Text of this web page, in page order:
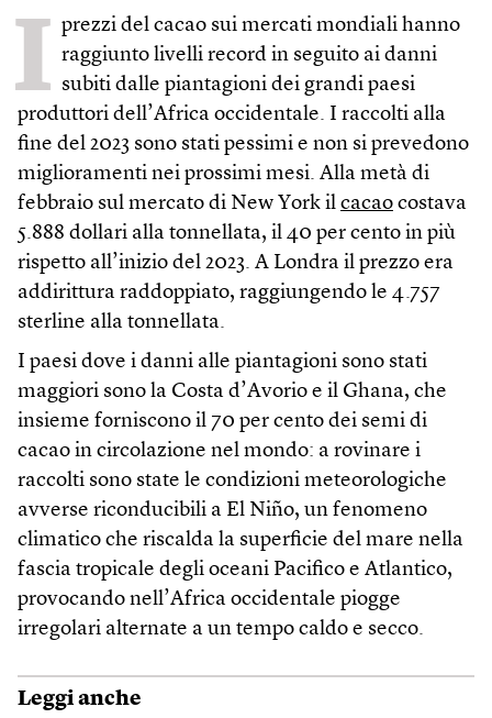
I prezzi del cacao sui mercati mondiali hanno
raggiunto livelli record in seguito ai danni
subiti dalle piantagioni dei grandi paesi
produttori dell’Africa occidentale. I raccolti alla
fine del 2023 sono stati pessimi e non si prevedono
miglioramenti nei prossimi mesi. Alla metà di
febbraio sul mercato di New York il cacao costava
5.888 dollari alla tonnellata, il 40 per cento in più
rispetto all’inizio del 2023. A Londra il prezzo era
addirittura raddoppiato, raggiungendo le 4.757
sterline alla tonnellata.
I paesi dove i danni alle piantagioni sono stati
maggiori sono la Costa d’Avorio e il Ghana, che
insieme forniscono il 70 per cento dei semi di
cacao in circolazione nel mondo: a rovinare i
raccolti sono state le condizioni meteorologiche
avverse riconducibili a El Niño, un fenomeno
climatico che riscalda la superficie del mare nella
fascia tropicale degli oceani Pacifico e Atlantico,
provocando nell’Africa occidentale piogge
irregolari alternate a un tempo caldo e secco.
Leggi anche